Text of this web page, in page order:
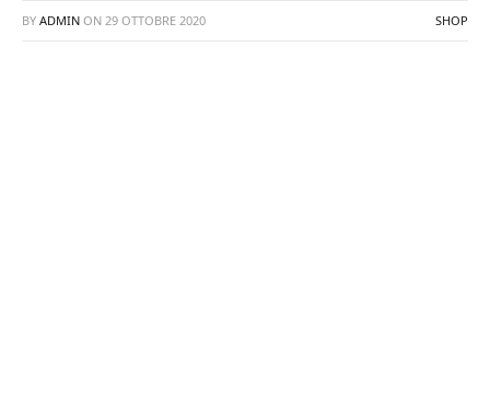
BY ADMIN ON 29 OTTOBRE 2020 SHOP